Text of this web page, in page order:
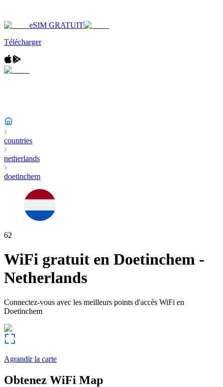
eSIM GRATUIT
Télécharger
countries
netherlands
doetinchem
62
WiFi gratuit en Doetinchem -
Netherlands
Connectez-vous avec les meilleurs points d'accès WiFi en
Doetinchem
Agrandir la carte
Obtenez WiFi Map